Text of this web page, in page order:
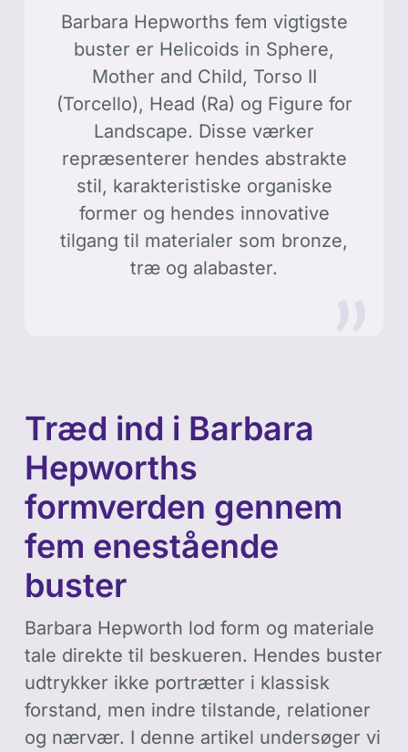
Barbara Hepworths fem vigtigste
buster er Helicoids in Sphere,
Mother and Child, Torso II
(Torcello), Head (Ra) og Figure for
Landscape. Disse værker
repræsenterer hendes abstrakte
stil, karakteristiske organiske
former og hendes innovative
tilgang til materialer som bronze,
træ og alabaster.
Træd ind i Barbara
Hepworths
formverden gennem
fem enestående
buster
Barbara Hepworth lod form og materiale
tale direkte til beskueren. Hendes buster
udtrykker ikke portrætter i klassisk
forstand, men indre tilstande, relationer
og nærvær. I denne artikel undersøger vi